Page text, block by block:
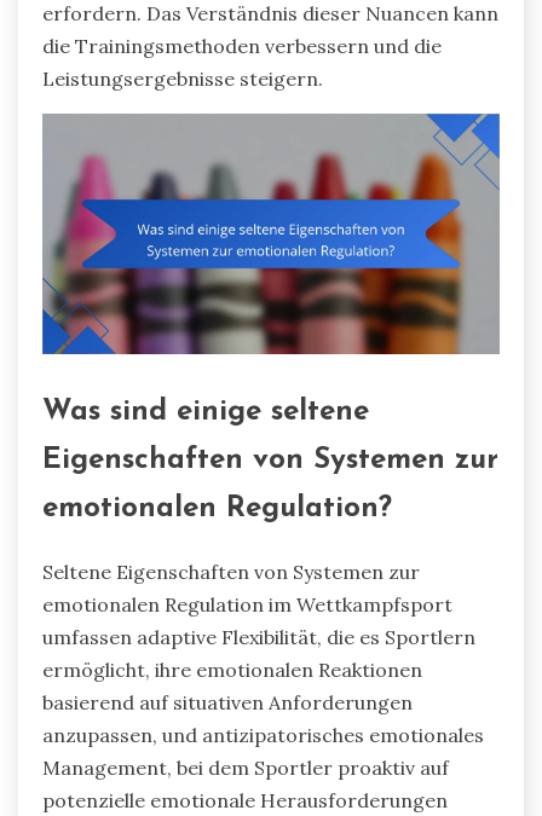
erfordern. Das Verständnis dieser Nuancen kann
die Trainingsmethoden verbessern und die
Leistungsergebnisse steigern.
Was sind einige seltene
Eigenschaften von Systemen zur
emotionalen Regulation?
Seltene Eigenschaften von Systemen zur
emotionalen Regulation im Wettkampfsport
umfassen adaptive Flexibilität, die es Sportlern
ermöglicht, ihre emotionalen Reaktionen
basierend auf situativen Anforderungen
anzupassen, und antizipatorisches emotionales
Management, bei dem Sportler proaktiv auf
potenzielle emotionale Herausforderungen